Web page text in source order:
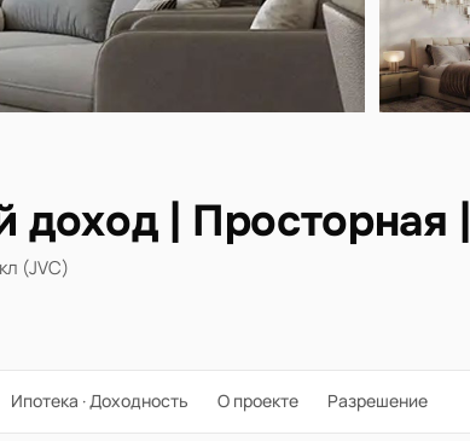
доход | Просторная
(JVC)
Ипотека · Доходность О проекте Разрешение